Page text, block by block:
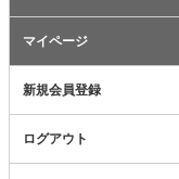
マイページ
新規会員登録
ログアウト